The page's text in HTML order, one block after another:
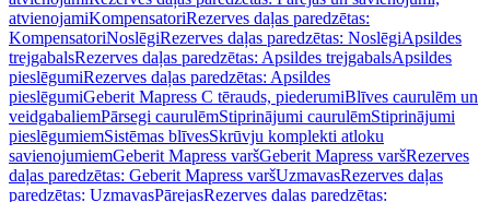
atvienojamiKompensatoriRezerves daļas paredzētas:
KompensatoriNoslēgiRezerves daļas paredzētas: NoslēgiApsildes
trejgabalsRezerves daļas paredzētas: Apsildes trejgabalsApsildes
pieslēgumiRezerves daļas paredzētas: Apsildes
pieslēgumiGeberit Mapress C tērauds, piederumiBlīves caurulēm un
veidgabaliemPārsegi caurulēmStiprinājumi caurulēmStiprinājumi
pieslēgumiemSistēmas blīvesSkrūvju komplekti atloku
savienojumiemGeberit Mapress varšGeberit Mapress varšRezerves
daļas paredzētas: Geberit Mapress varšUzmavasRezerves daļas
paredzētas: UzmavasPārejasRezerves daļas paredzētas: